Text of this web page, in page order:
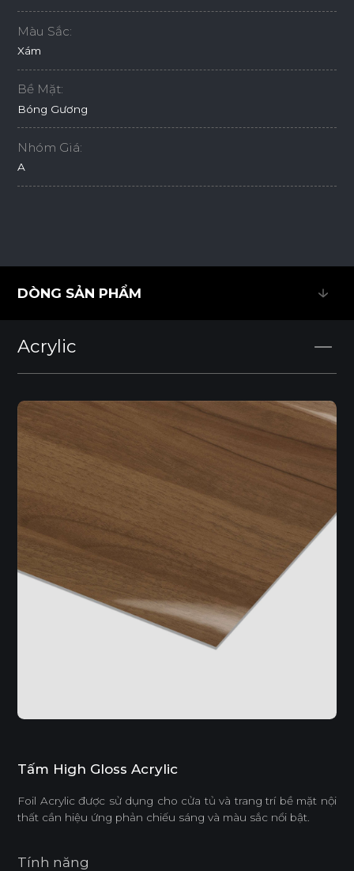
Màu Sắc:
Xám
Bề Mặt:
Bóng Gương
Nhóm Giá:
A
DÒNG SẢN PHẨM
Acrylic
Tấm High Gloss Acrylic
Foil Acrylic được sử dụng cho cửa tủ và trang trí bề mặt nội
thất cần hiệu ứng phản chiếu sáng và màu sắc nổi bật.
Tính năng